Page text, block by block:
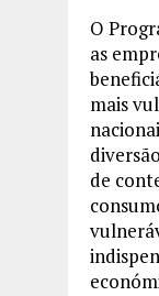
O
as
mais
de